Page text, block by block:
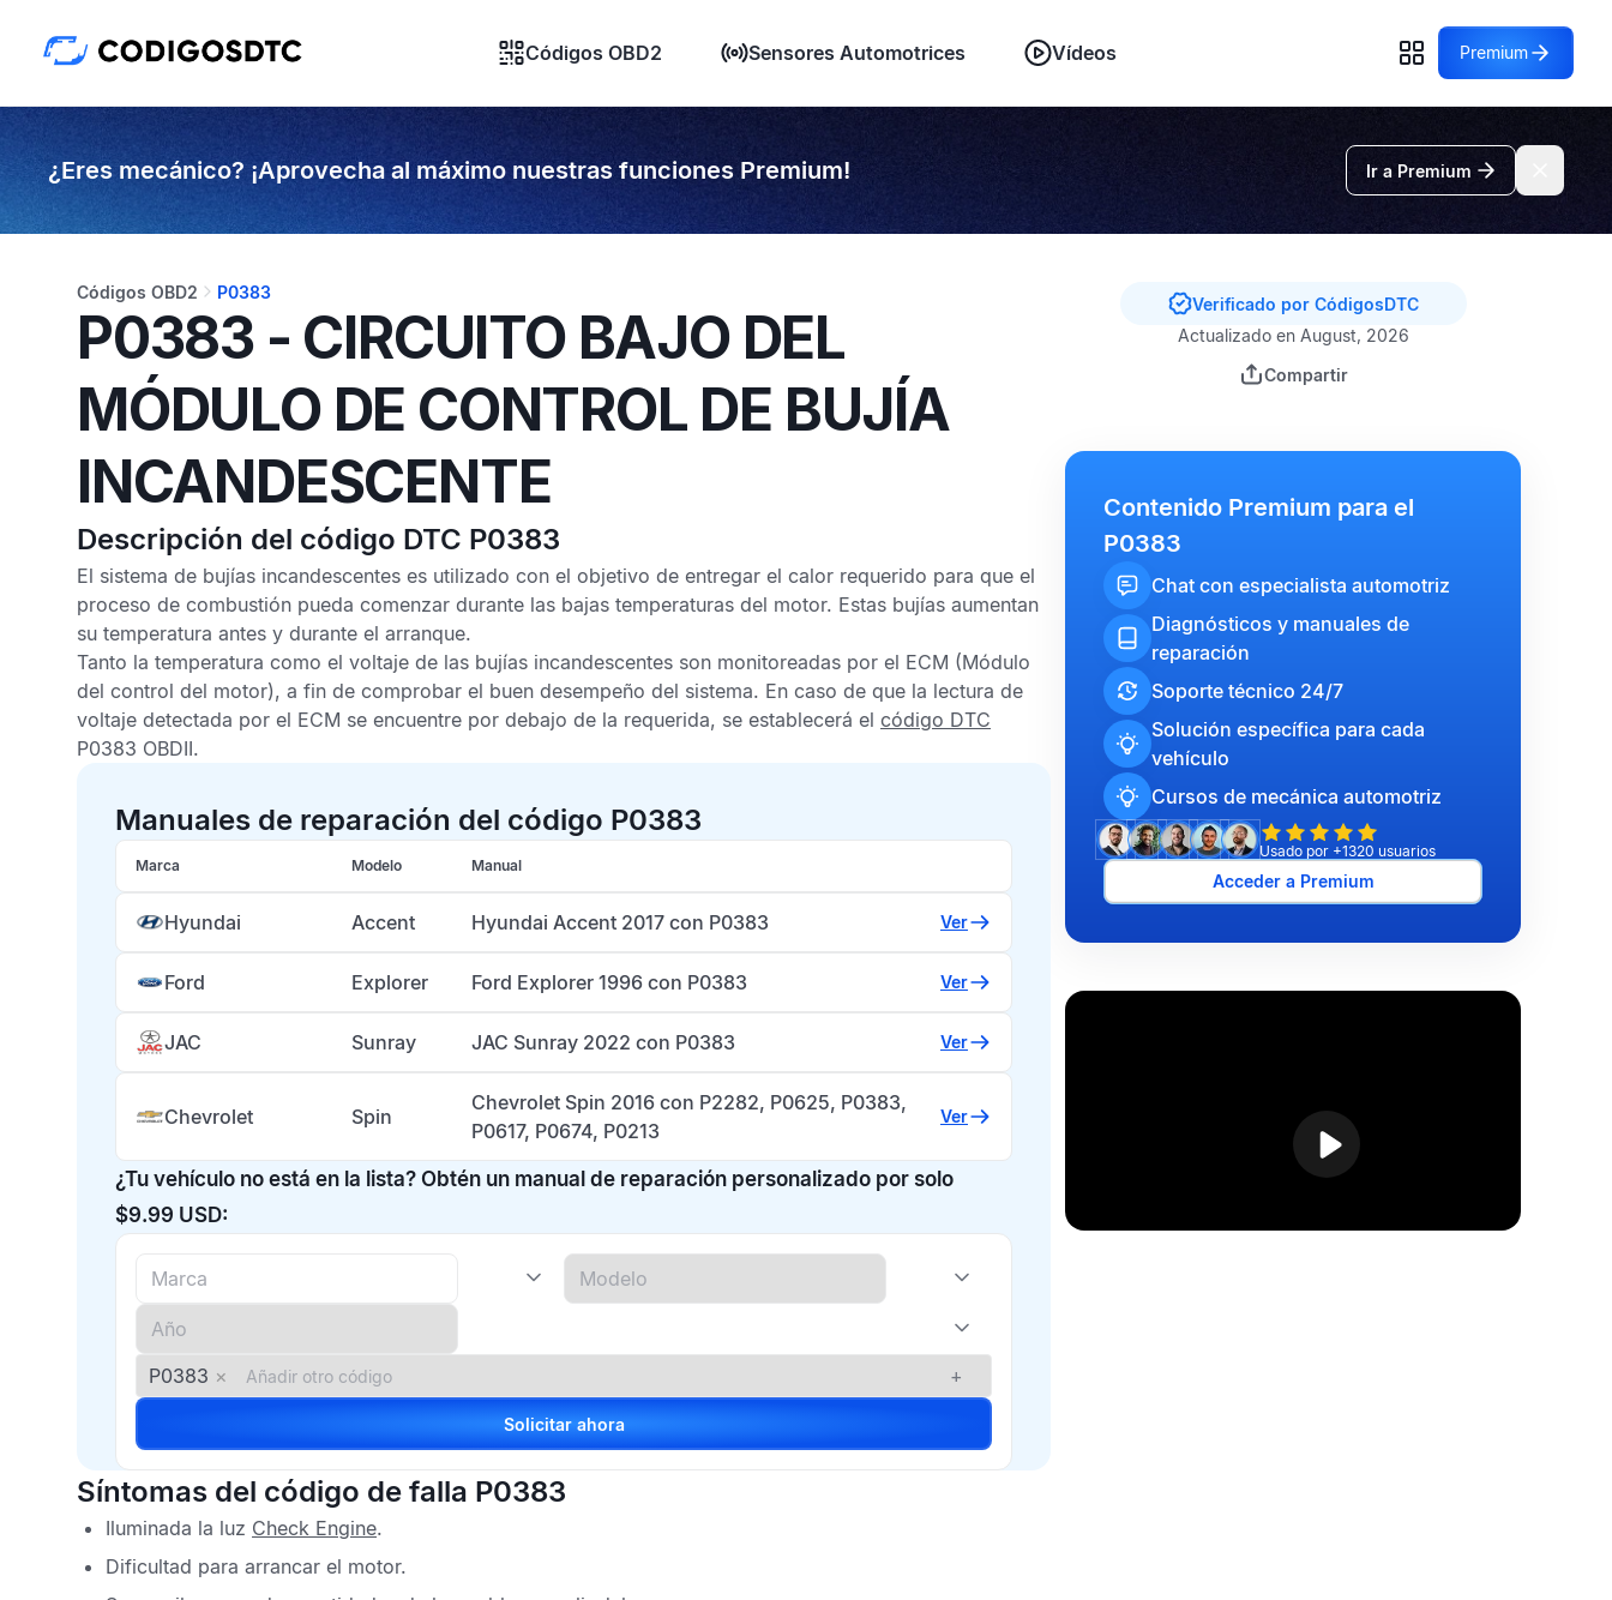
Códigos OBD2 Sensores Automotrices Vídeos Premium
¿Eres mecánico? ¡Aprovecha al máximo nuestras funciones Premium! Ir a Premium
Códigos OBD2 P0383
P0383 - CIRCUITO BAJO DEL
MÓDULO DE CONTROL DE BUJÍA
INCANDESCENTE
Descripción del código DTC P0383
El sistema de bujías incandescentes es utilizado con el objetivo de entregar el calor requerido para que el
proceso de combustión pueda comenzar durante las bajas temperaturas del motor. Estas bujías aumentan
su temperatura antes y durante el arranque.
Tanto la temperatura como el voltaje de las bujías incandescentes son monitoreadas por el ECM (Módulo
del control del motor), a fin de comprobar el buen desempeño del sistema. En caso de que la lectura de
voltaje detectada por el ECM se encuentre por debajo de la requerida, se establecerá el código DTC
P0383 OBDII.
Manuales de reparación del código P0383
Marca Modelo Manual
Hyundai Accent Hyundai Accent 2017 con P0383 Ver
Ford Explorer Ford Explorer 1996 con P0383 Ver
JAC Sunray JAC Sunray 2022 con P0383 Ver
Chevrolet Spin
Chevrolet Spin 2016 con P2282, P0625, P0383,
P0617, P0674, P0213
Ver
¿Tu vehículo no está en la lista? Obtén un manual de reparación personalizado por solo
$9.99 USD:
P0383 × +
Solicitar ahora
Síntomas del código de falla P0383
Iluminada la luz Check Engine.
Dificultad para arrancar el motor.
Verificado por CódigosDTC
Actualizado en August, 2026
Compartir
Contenido Premium para el
P0383
Chat con especialista automotriz
Diagnósticos y manuales de
reparación
Soporte técnico 24/7
Solución específica para cada
vehículo
Cursos de mecánica automotriz
Usado por +1320 usuarios
Acceder a Premium